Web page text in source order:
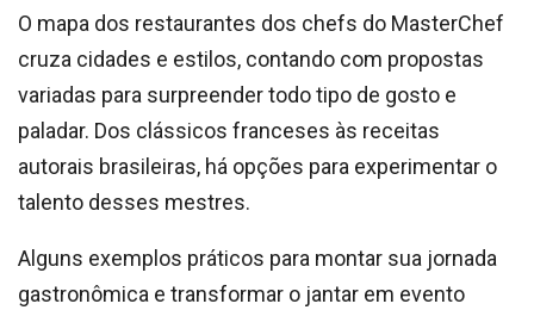
O mapa dos restaurantes dos chefs do MasterChef
cruza cidades e estilos, contando com propostas
variadas para surpreender todo tipo de gosto e
paladar. Dos clássicos franceses às receitas
autorais brasileiras, há opções para experimentar o
talento desses mestres.
Alguns exemplos práticos para montar sua jornada
gastronômica e transformar o jantar em evento